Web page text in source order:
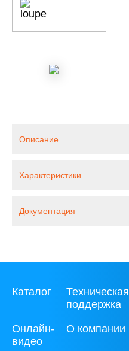
Описание
Характеристики
Документация
Каталог
Техническая
поддержка
Онлайн-
видео
О компании